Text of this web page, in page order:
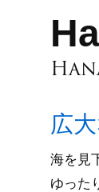
広
海を見
ゆった